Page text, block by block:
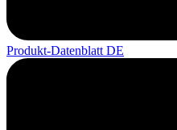
Produkt-Datenblatt DE